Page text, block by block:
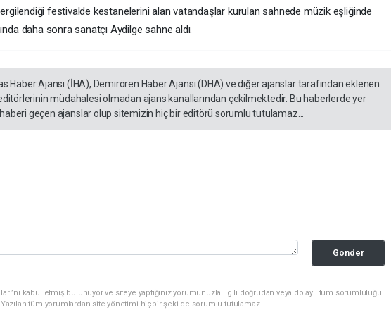
festivalde kestanelerini alan vatandaşlar kurulan sahnede müzik eşliğinde
daha sonra sanatçı Aydilge sahne aldı.
Haber Ajansı (İHA), Demirören Haber Ajansı (DHA) ve diğer ajanslar tarafından eklenen
müdahalesi olmadan ajans kanallarından çekilmektedir. Bu haberlerde yer
geçen ajanslar olup sitemizin hiç bir editörü sorumlu tutulamaz...
Gonder
kabul etmiş bulunuyor ve siteye yaptığınız yorumunuzla ilgili doğrudan veya dolaylı tüm sorumluluğu
Yazılan tüm yorumlardan site yönetimi hiçbir şekilde sorumlu tutulamaz.